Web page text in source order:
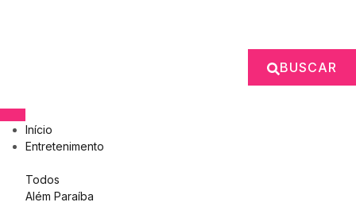
BUSCAR
Início
Entretenimento
Todos
Além Paraíba